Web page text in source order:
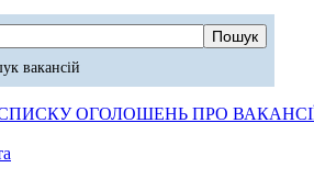
вакансій
ОГОЛОШЕНЬ ПРО